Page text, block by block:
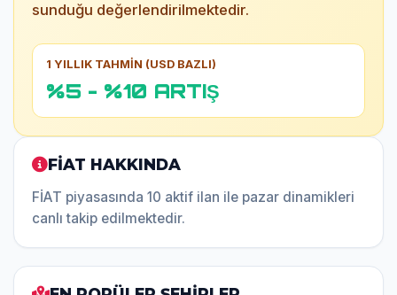
sunduğu değerlendirilmektedir.
1 YILLIK TAHMİN (USD BAZLI)
%5 - %10 ARTIŞ
FİAT HAKKINDA
FİAT piyasasında 10 aktif ilan ile pazar dinamikleri
canlı takip edilmektedir.